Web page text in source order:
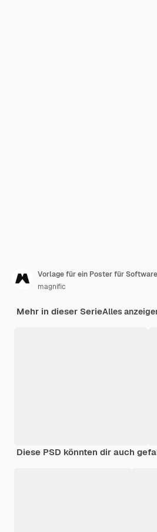
Vorlage für ein Poster für
magnific
Mehr in dieser SerieAlles
Diese PSD könnten dir auch